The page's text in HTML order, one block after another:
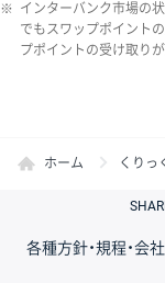
※ インターバンク市場の
でもスワップポイント
プポイントの受け取り
ホーム くりっ
各種方針・規程・会